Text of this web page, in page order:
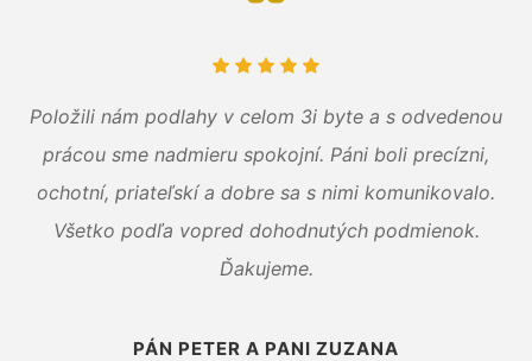
Položili nám podlahy v celom 3i byte a s odvedenou
prácou sme nadmieru spokojní. Páni boli precízni,
ochotní, priateľskí a dobre sa s nimi komunikovalo.
Všetko podľa vopred dohodnutých podmienok.
Ďakujeme.
PÁN PETER A PANI ZUZANA